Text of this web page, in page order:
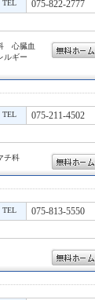
TEL 075-822-2777
心臓血
ギー
TEL 075-211-4502
科
TEL 075-813-5550